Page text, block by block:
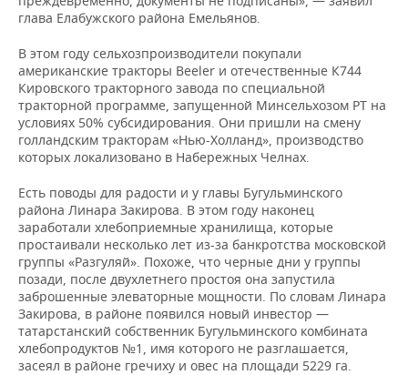
глава Елабужского района Емельянов.
В этом году сельхозпроизводители покупали
американские тракторы Beeler и отечественные К744
Кировского тракторного завода по специальной
тракторной программе, запущенной Минсельхозом РТ на
условиях 50% субсидирования. Они пришли на смену
голландским тракторам «Нью-Холланд», производство
которых локализовано в Набережных Челнах.
Есть поводы для радости и у главы Бугульминского
района Линара Закирова. В этом году наконец
заработали хлебоприемные хранилища, которые
простаивали несколько лет из-за банкротства московской
группы «Разгуляй». Похоже, что черные дни у группы
позади, после двухлетнего простоя она запустила
заброшенные элеваторные мощности. По словам Линара
Закирова, в районе появился новый инвестор —
татарстанский собственник Бугульминского комбината
хлебопродуктов №1, имя которого не разглашается,
засеял в районе гречиху и овес на площади 5229 га.